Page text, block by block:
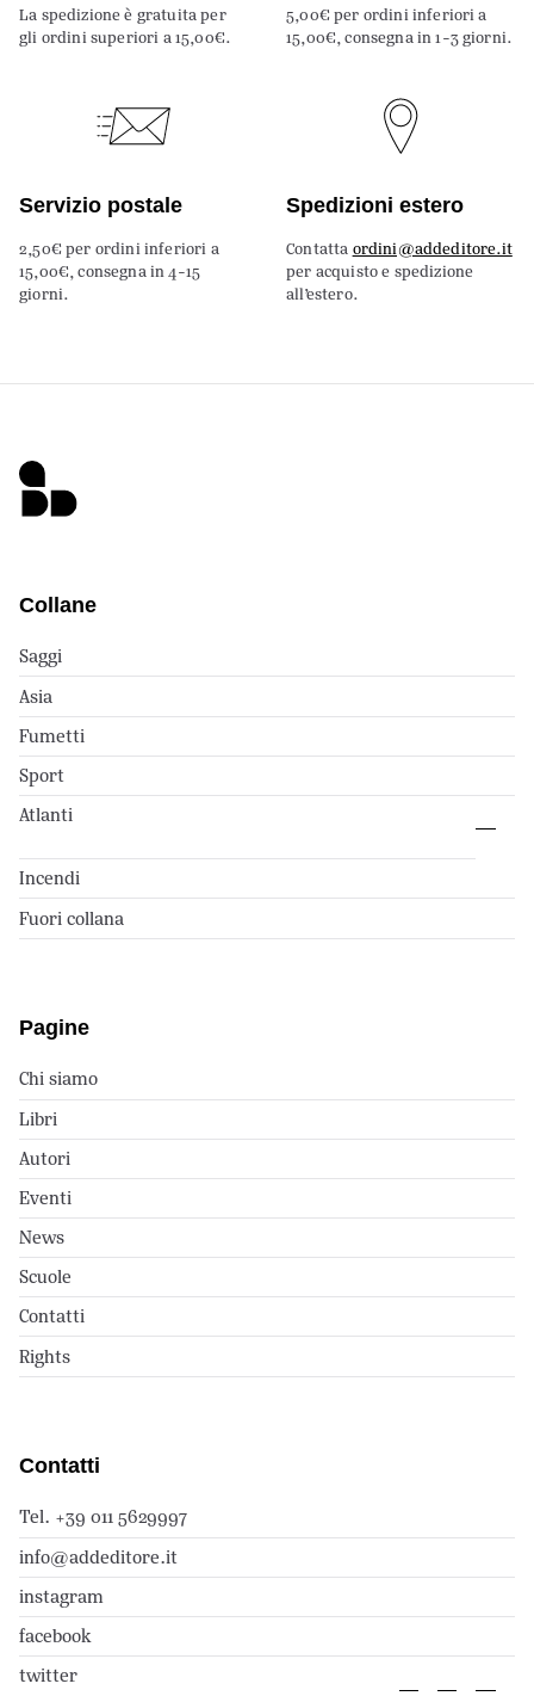
La spedizione è gratuita per
gli ordini superiori a 15,00€.
5,00€ per ordini inferiori a
15,00€, consegna in 1-3 giorni.
Servizio postale
2,50€ per ordini inferiori a
15,00€, consegna in 4-15
giorni.
Spedizioni estero
Contatta ordini@addeditore.it
per acquisto e spedizione
all’estero.
Collane
Saggi
Asia
Fumetti
Sport
Atlanti
Incendi
Fuori collana
Pagine
Chi siamo
Libri
Autori
Eventi
News
Scuole
Contatti
Rights
Contatti
Tel. +39 011 5629997
info@addeditore.it
instagram
facebook
twitter